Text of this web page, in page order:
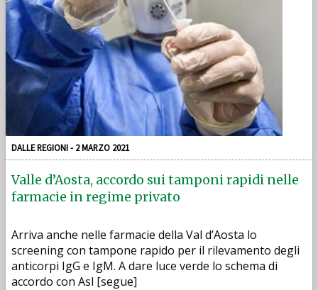
DALLE REGIONI - 2 MARZO 2021
Valle d’Aosta, accordo sui tamponi rapidi nelle
farmacie in regime privato
Arriva anche nelle farmacie della Val d’Aosta lo
screening con tampone rapido per il rilevamento degli
anticorpi IgG e IgM. A dare luce verde lo schema di
accordo con Asl [segue]